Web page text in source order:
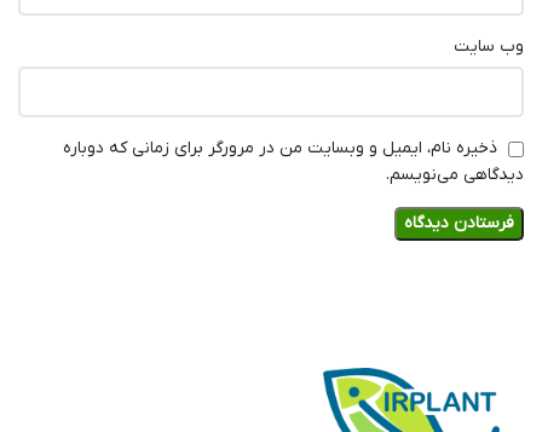
وب‌ سایت
ذخیره نام، ایمیل و وبسایت من در مرورگر برای زمانی که دوباره
دیدگاهی می‌نویسم.